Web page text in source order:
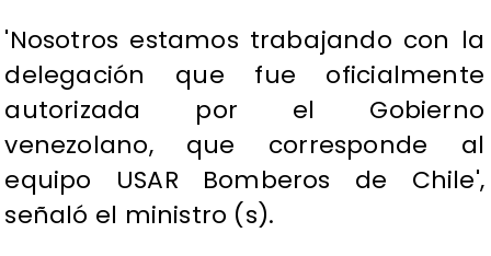
'Nosotros estamos trabajando con la
delegación que fue oficialmente
autorizada por el Gobierno
venezolano, que corresponde al
equipo USAR Bomberos de Chile',
señaló el ministro (s).